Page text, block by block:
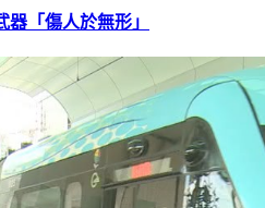
「傷人於無形」